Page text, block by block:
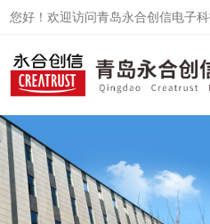
您好！欢迎访问青岛永合创信电子